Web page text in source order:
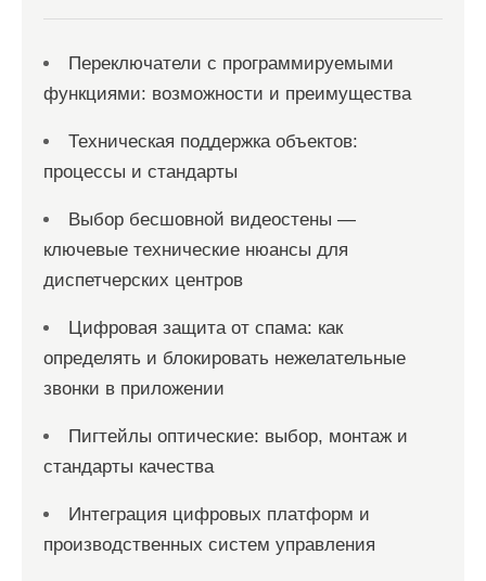
Переключатели с программируемыми
функциями: возможности и преимущества
Техническая поддержка объектов:
процессы и стандарты
Выбор бесшовной видеостены —
ключевые технические нюансы для
диспетчерских центров
Цифровая защита от спама: как
определять и блокировать нежелательные
звонки в приложении
Пигтейлы оптические: выбор, монтаж и
стандарты качества
Интеграция цифровых платформ и
производственных систем управления